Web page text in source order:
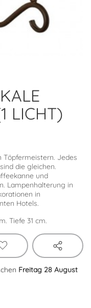
LICHT)
Töpfermeistern. Jedes
die gleichen.
und
Lampenhalterung in
in
Hotels.
Tiefe 31 cm.
Freitag 28 August